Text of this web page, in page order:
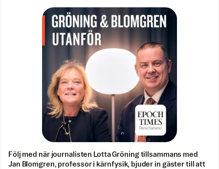
Följ med när journalisten Lotta Gröning tillsammans med
Jan Blomgren, professor i kärnfysik, bjuder in gäster till att